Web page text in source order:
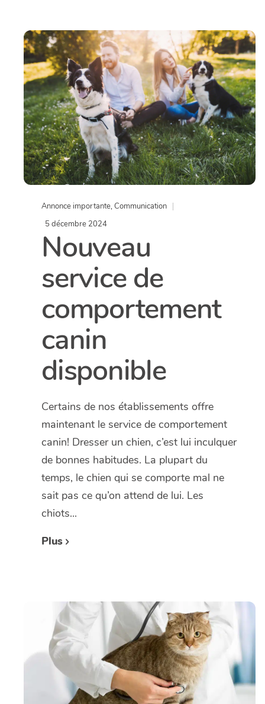
Annonce importante, Communication
5 décembre 2024
Nouveau
service de
comportement
canin
disponible
Certains de nos établissements offre
maintenant le service de comportement
canin! Dresser un chien, c’est lui inculquer
de bonnes habitudes. La plupart du
temps, le chien qui se comporte mal ne
sait pas ce qu’on attend de lui. Les
chiots...
Plus